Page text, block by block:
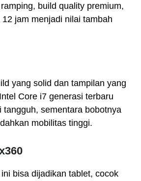
build quality premium,
jam menjadi nilai tambah
yang solid dan tampilan yang
Core i7 generasi terbaru
tangguh, sementara bobotnya
mobilitas tinggi.
bisa dijadikan tablet, cocok